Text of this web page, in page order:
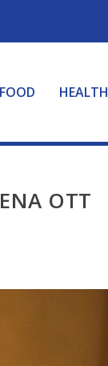
FOOD HEALTH
OTT